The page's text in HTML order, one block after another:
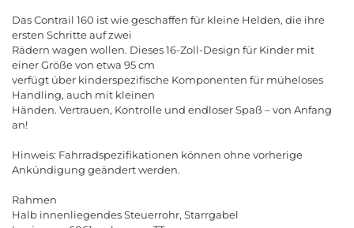
Das Contrail 160 ist wie geschaffen für kleine Helden, die ihre
ersten Schritte auf zwei
Rädern wagen wollen. Dieses 16-Zoll-Design für Kinder mit
einer Größe von etwa 95 cm
verfügt über kinderspezifische Komponenten für müheloses
Handling, auch mit kleinen
Händen. Vertrauen, Kontrolle und endloser Spaß –von Anfang
an!
Hinweis: Fahrradspezifikationen können ohnevorherige
Ankündigung geändertwerden.
Rahmen
Halb innenliegendesSteuerrohr, Starrgabel